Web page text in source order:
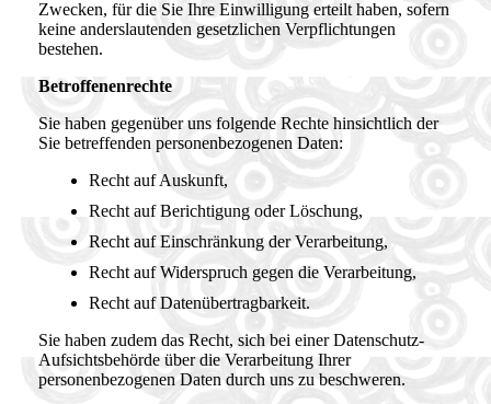
Zwecken, für die Sie Ihre Einwilligung erteilt haben, sofern
keine anderslautenden gesetzlichen Verpflichtungen
bestehen.
Betroffenenrechte
Sie haben gegenüber uns folgende Rechte hinsichtlich der
Sie betreffenden personenbezogenen Daten:
Recht auf Auskunft,
Recht auf Berichtigung oder Löschung,
Recht auf Einschränkung der Verarbeitung,
Recht auf Widerspruch gegen die Verarbeitung,
Recht auf Datenübertragbarkeit.
Sie haben zudem das Recht, sich bei einer Datenschutz-
Aufsichtsbehörde über die Verarbeitung Ihrer
personenbezogenen Daten durch uns zu beschweren.